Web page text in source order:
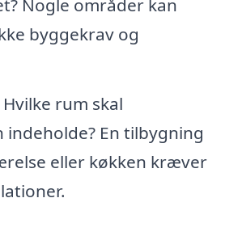
Nogle områder kan
byggekrav og
Hvilke rum skal
En tilbygning
eller køkken kræver